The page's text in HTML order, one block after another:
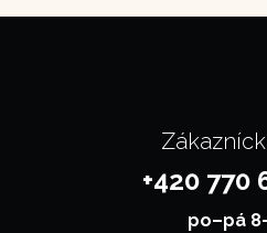
+420 770
po–⁠⁠⁠⁠⁠⁠pá